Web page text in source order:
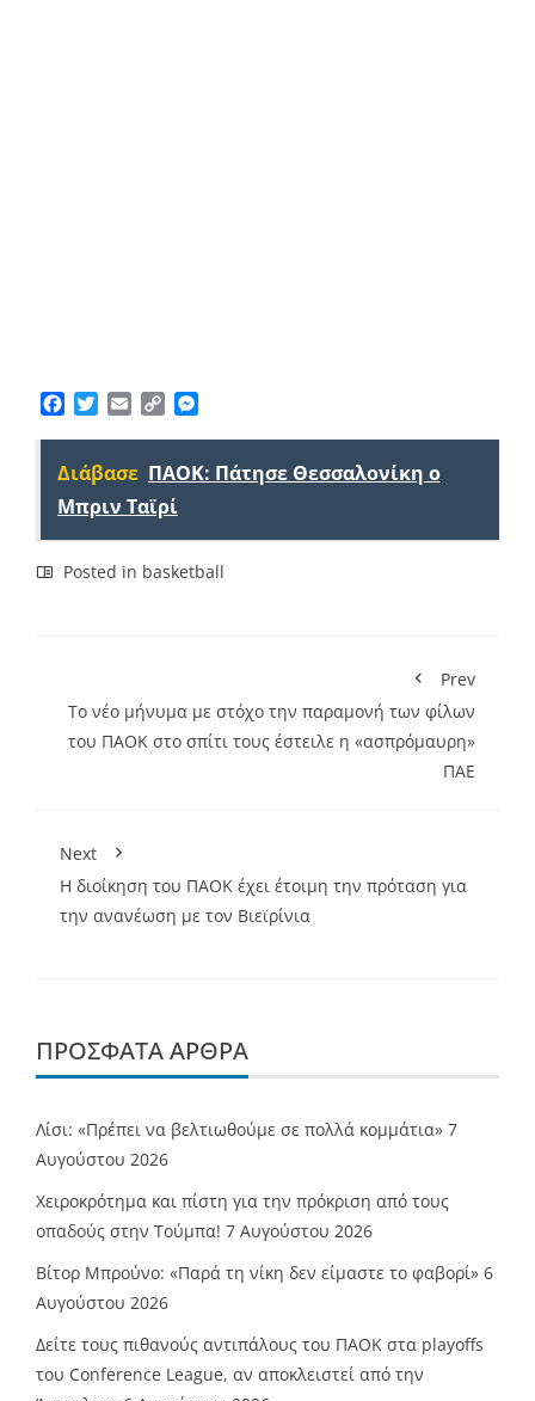
Facebook
TwitterEmailCopy
Διάβασε ΠΑΟΚ: Πάτησε Θεσσαλονίκη ο
Μπριν Ταϊρί
Posted in basketball
Prev
Το νέο μήνυμα με στόχο την παραμονή των φίλων
του ΠΑΟΚ στο σπίτι τους έστειλε η «ασπρόμαυρη»
ΠΑΕ
Next
Η διοίκηση του ΠΑΟΚ έχει έτοιμη την πρόταση για
την ανανέωση με τον Βιεϊρίνια
ΠΡΌΣΦΑΤΑ ΆΡΘΡΑ
Λίσι: «Πρέπει να βελτιωθούμε σε πολλά κομμάτια» 7
Αυγούστου 2026
Χειροκρότημα και πίστη για την πρόκριση από τους
οπαδούς στην Τούμπα! 7 Αυγούστου 2026
Βίτορ Μπρούνο: «Παρά τη νίκη δεν είμαστε το φαβορί» 6
Αυγούστου 2026
Δείτε τους πιθανούς αντιπάλους του ΠΑΟΚ στα playoffs
του Conference League, αν αποκλειστεί από την